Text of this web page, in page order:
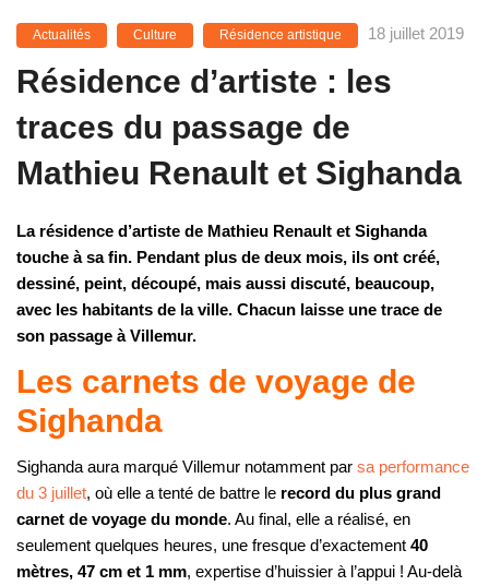
Actualités Culture Résidence artistique 18 juillet 2019
Résidence d’artiste : les
traces du passage de
Mathieu Renault et Sighanda
La résidence d’artiste de Mathieu Renault et Sighanda
touche à sa fin. Pendant plus de deux mois, ils ont créé,
dessiné, peint, découpé, mais aussi discuté, beaucoup,
avec les habitants de la ville. Chacun laisse une trace de
son passage à Villemur.
Les carnets de voyage de
Sighanda
Sighanda aura marqué Villemur notamment par sa performance
du 3 juillet, où elle a tenté de battre le record du plus grand
carnet de voyage du monde. Au final, elle a réalisé, en
seulement quelques heures, une fresque d’exactement 40
mètres, 47 cm et 1 mm, expertise d’huissier à l’appui ! Au-delà